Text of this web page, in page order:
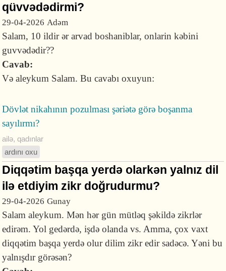
qüvvədədirmi?
29-04-2026 Adəm
Salam, 10 ildir ər arvad boshaniblar, onlarin kəbini
guvvədədir??
Cavab:
Və aleykum Salam. Bu cavabı oxuyun:
Dövlət nikahının pozulması şəriətə görə boşanma
sayılırmı?
ailə,qadınlar
ardını oxu
Diqqətim başqa yerdə olarkən yalnız dil
ilə etdiyim zikr doğrudurmu?
29-04-2026 Gunay
Salam aleykum. Mən hər gün mütləq şəkildə zikrlər
edirəm. Yol gedərdə, işdə olanda vs. Amma, çox vaxt
diqqətim başqa yerdə olur dilim zikr edir sadəcə. Yəni bu
yalnışdır görəsən?